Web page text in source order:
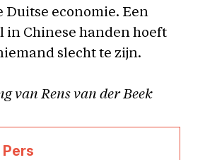
Duitse economie. Een
in Chinese handen hoeft
slecht te zijn.
van Rens van der Beek